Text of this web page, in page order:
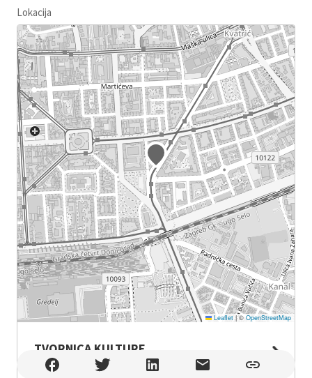
Lokacija
Leaflet |© OpenStreetMap
TVORNICA KULTURE
TVORNICA KULTURE , Zagreb